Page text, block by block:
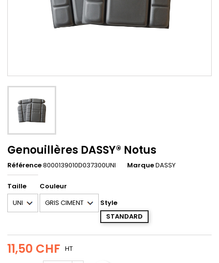
Genouillères DASSY® Notus
Référence8000139010D037300UNI MarqueDASSY
Taille
Couleur
Style
STANDARD
11,50 CHF HT